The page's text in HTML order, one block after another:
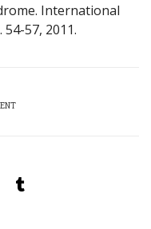
International
57, 2011.